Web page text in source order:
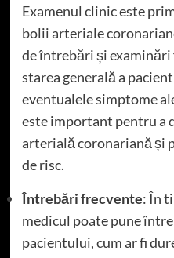
Examenul clinic este
bolii arteriale
de întrebări și examinări
starea generală a
eventualele simptome
este important pentru a
arterială coronariană și
de risc.
Întrebări frecvente: În
medicul poate pune
pacientului, cum ar fi